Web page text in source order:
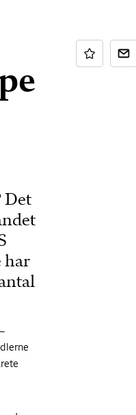
Det
har